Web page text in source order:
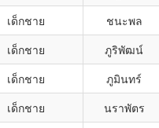
เด็กชาย ชนะพล
เด็กชาย ภูริพัฒน์
เด็กชาย ภูมินทร์
เด็กชาย นราพัตร